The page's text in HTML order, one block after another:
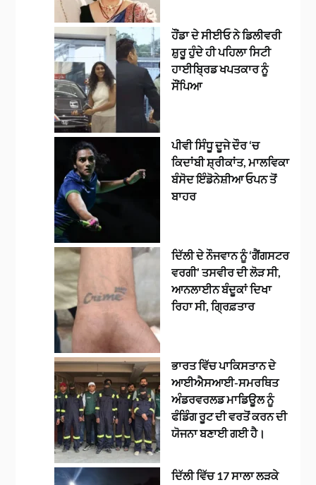
ਹੌਂਡਾ ਦੇ ਸੀਈਓ ਨੇ ਡਿਲੀਵਰੀ
ਸ਼ੁਰੂ ਹੁੰਦੇ ਹੀ ਪਹਿਲਾ ਸਿਟੀ
ਹਾਈਬ੍ਰਿਡ ਖਪਤਕਾਰ ਨੂੰ
ਸੌਂਪਿਆ
ਪੀਵੀ ਸਿੰਧੂ ਦੂਜੇ ਦੌਰ ‘ਚ
ਕਿਦਾਂਬੀ ਸ਼੍ਰੀਕਾਂਤ, ਮਾਲਵਿਕਾ
ਬੰਸੋਦ ਇੰਡੋਨੇਸ਼ੀਆ ਓਪਨ ਤੋਂ
ਬਾਹਰ
ਦਿੱਲੀ ਦੇ ਨੌਜਵਾਨ ਨੂੰ ‘ਗੈਂਗਸਟਰ
ਵਰਗੀ’ ਤਸਵੀਰ ਦੀ ਲੋੜ ਸੀ,
ਆਨਲਾਈਨ ਬੰਦੂਕਾਂ ਦਿਖਾ
ਰਿਹਾ ਸੀ, ਗ੍ਰਿਫ਼ਤਾਰ
ਭਾਰਤ ਵਿੱਚ ਪਾਕਿਸਤਾਨ ਦੇ
ਆਈਐਸਆਈ-ਸਮਰਥਿਤ
ਅੰਡਰਵਰਲਡ ਮਾਡਿਊਲ ਨੂੰ
ਫੰਡਿੰਗ ਰੂਟ ਦੀ ਵਰਤੋਂ ਕਰਨ ਦੀ
ਯੋਜਨਾ ਬਣਾਈ ਗਈ ਹੈ।
ਦਿੱਲੀ ਵਿੱਚ 17 ਸਾਲਾ ਲੜਕੇ